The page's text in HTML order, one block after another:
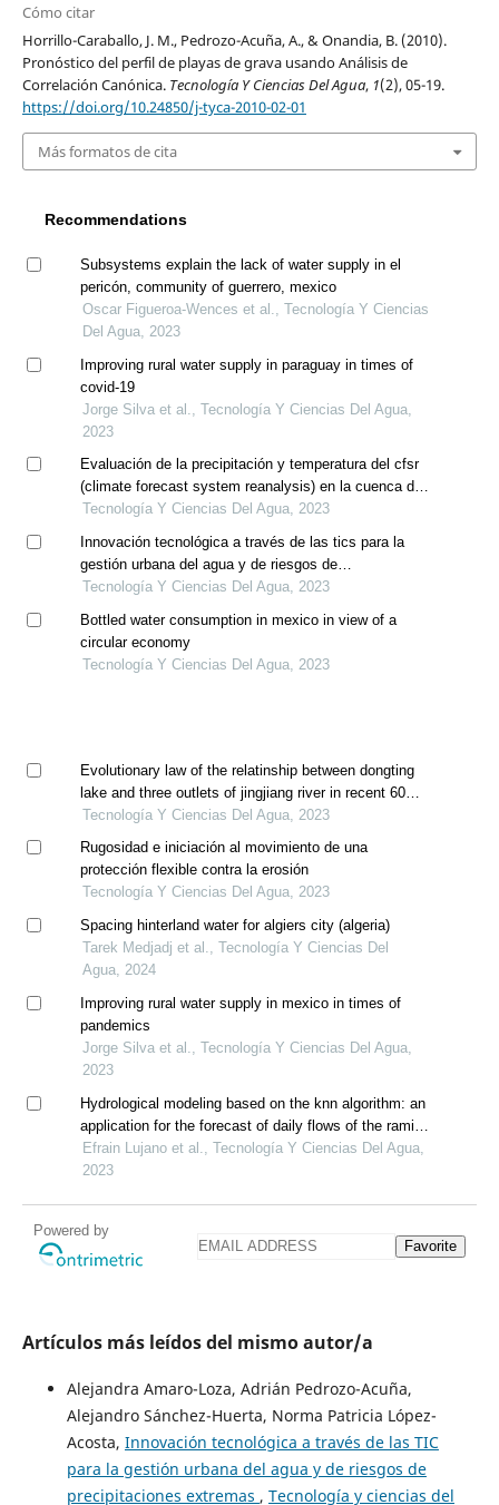
Cómo citar
Horrillo-Caraballo, J. M., Pedrozo-Acuña, A., & Onandia, B. (2010).
Pronóstico del perfil de playas de grava usando Análisis de
Correlación Canónica. Tecnología Y Ciencias Del Agua, 1(2), 05-19.
https://doi.org/10.24850/j-tyca-2010-02-01
Más formatos de cita
Recommendations
Subsystems explain the lack of water supply in el
pericón, community of guerrero, mexico
Oscar Figueroa-Wences et al., Tecnología Y Ciencias
Del Agua, 2023
Improving rural water supply in paraguay in times of
covid-19
Jorge Silva et al., Tecnología Y Ciencias Del Agua,
2023
Evaluación de la precipitación y temperatura del cfsr
(climate forecast system reanalysis) en la cuenca del
río mayo
Tecnología Y Ciencias Del Agua, 2023
Innovación tecnológica a través de las tics para la
gestión urbana del agua y de riesgos de
precipitaciones extremas
Tecnología Y Ciencias Del Agua, 2023
Bottled water consumption in mexico in view of a
circular economy
Tecnología Y Ciencias Del Agua, 2023
Evolutionary law of the relatinship between dongting
lake and three outlets of jingjiang river in recent 60
years
Tecnología Y Ciencias Del Agua, 2023
Rugosidad e iniciación al movimiento de una
protección flexible contra la erosión
Tecnología Y Ciencias Del Agua, 2023
Spacing hinterland water for algiers city (algeria)
Tarek Medjadj et al., Tecnología Y Ciencias Del
Agua, 2024
Improving rural water supply in mexico in times of
pandemics
Jorge Silva et al., Tecnología Y Ciencias Del Agua,
2023
Hydrological modeling based on the knn algorithm: an
application for the forecast of daily flows of the ramis
river, peru
Efrain Lujano et al., Tecnología Y Ciencias Del Agua,
2023
Powered by
Favorite
Artículos más leídos del mismo autor/a
Alejandra Amaro-Loza, Adrián Pedrozo-Acuña,
Alejandro Sánchez-Huerta, Norma Patricia López-
Acosta, Innovación tecnológica a través de las TIC
para la gestión urbana del agua y de riesgos de
precipitaciones extremas , Tecnología y ciencias del